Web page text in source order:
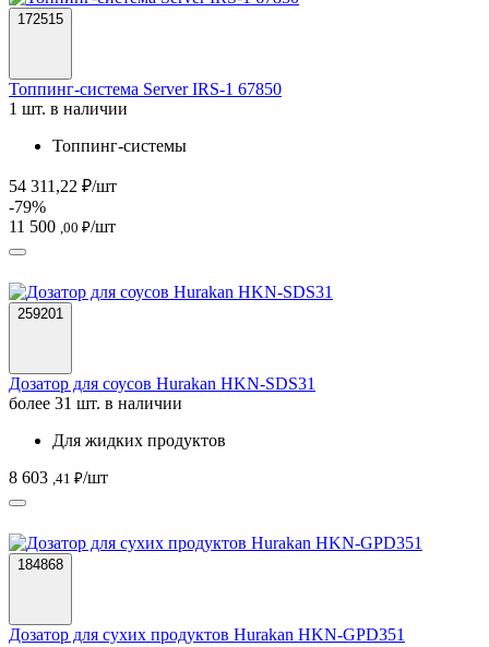
172515
Топпинг-система Server IRS-1 67850
1 шт. в наличии
Топпинг-системы
54 311,22 ₽/шт
-79%
11 500 ,00 ₽/шт
259201
Дозатор для соусов Hurakan HKN-SDS31
более 31 шт. в наличии
Для жидких продуктов
8 603 ,41 ₽/шт
184868
Дозатор для сухих продуктов Hurakan HKN-GPD351